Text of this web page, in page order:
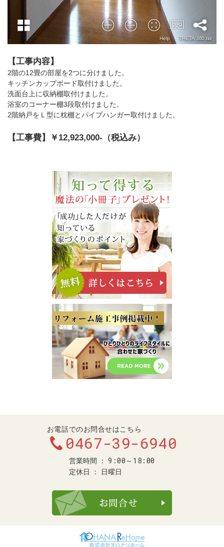
【工事内容】
2階の12畳の部屋を2つに分けました。
キッチンカップボード取付けました。
洗面台上に収納棚取付けました。
浴室のコーナー棚3段取付けました。
2階納戸をＬ型に枕棚とパイプハンガー取付けました。
【工事費】￥12,923,000-（税込み）
お電話でのお問合せはこちら
0467-39-6940
営業時間 9:00～18:00
定休日 日曜日